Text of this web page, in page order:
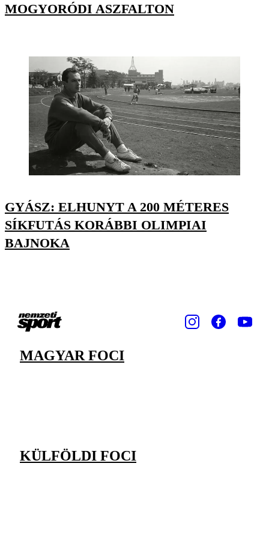
MOGYORÓDI ASZFALTON
GYÁSZ: ELHUNYT A 200 MÉTERES
SÍKFUTÁS KORÁBBI OLIMPIAI
BAJNOKA
MAGYAR FOCI
KÜLFÖLDI FOCI